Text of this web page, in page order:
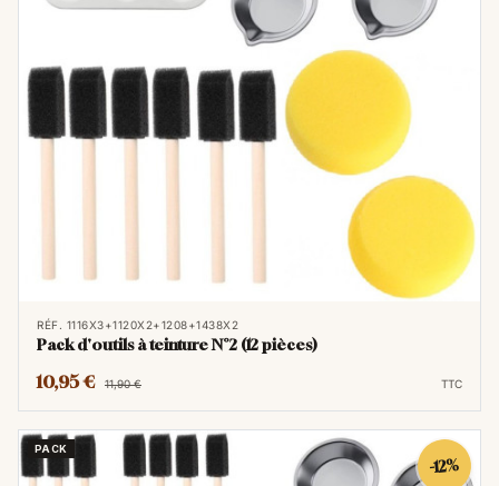
RÉF. 1116X3+1120X2+1208+1438X2
Pack d'outils à teinture N°2 (12 pièces)
10,95 € 11,90 € TTC
PACK
-12%